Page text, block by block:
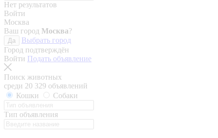
Нет результатов
Войти
Москва
Ваш город Москва?
Да
Выбрать город
Город подтверждён
Войти Подать объявление
Поиск животных
среди 20 329 объявлений
Кошки
Собаки
Тип объявления